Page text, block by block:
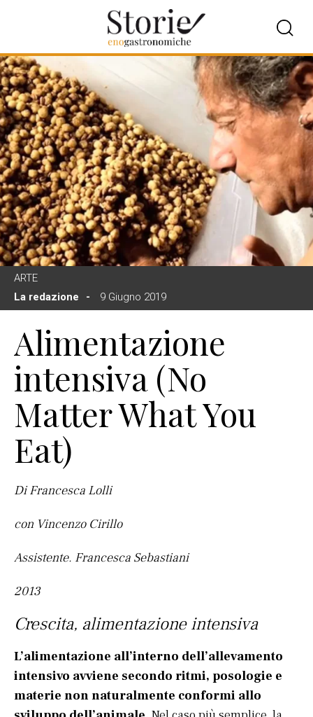
ARTE
La redazione
9 Giugno 2019
Alimentazione
intensiva (No
Matter What You
Eat)
Di Francesca Lolli
con Vincenzo Cirillo
Assistente. Francesca Sebastiani
2013
Crescita, alimentazione intensiva
L’alimentazione all’interno dell’allevamento
intensivo avviene secondo ritmi, posologie e
materie non naturalmente conformi allo